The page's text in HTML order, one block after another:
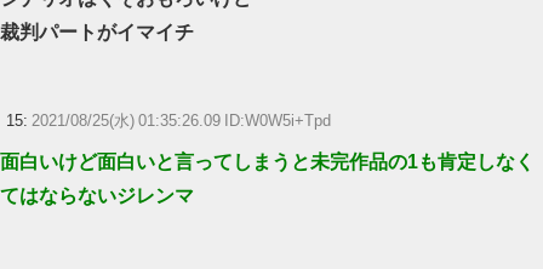
裁判パートがイマイチ
15: 2021/08/25(水) 01:35:26.09 ID:W0W5i+Tpd
面白いけど面白いと言ってしまうと未完作品の1も肯定しなく
てはならないジレンマ